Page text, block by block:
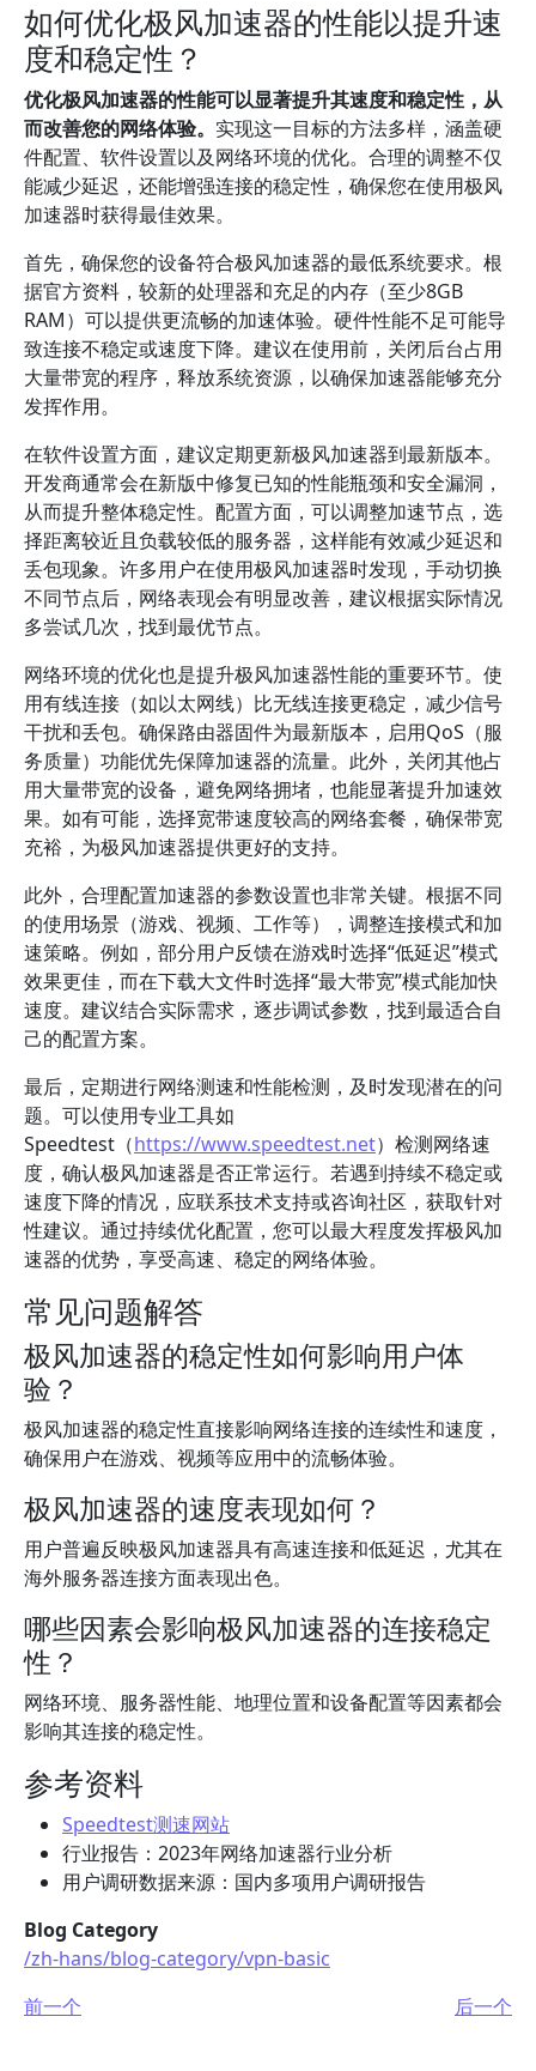
如何优化极风加速器的性能以提升速
度和稳定性？
优化极风加速器的性能可以显著提升其速度和稳定性，从
而改善您的网络体验。 实现这一目标的方法多样，涵盖硬
件配置、软件设置以及网络环境的优化。合理的调整不仅
能减少延迟，还能增强连接的稳定性，确保您在使用极风
加速器时获得最佳效果。
首先，确保您的设备符合极风加速器的最低系统要求。根
据官方资料，较新的处理器和充足的内存（至少8GB
RAM）可以提供更流畅的加速体验。硬件性能不足可能导
致连接不稳定或速度下降。建议在使用前，关闭后台占用
大量带宽的程序，释放系统资源，以确保加速器能够充分
发挥作用。
在软件设置方面，建议定期更新极风加速器到最新版本。
开发商通常会在新版中修复已知的性能瓶颈和安全漏洞，
从而提升整体稳定性。配置方面，可以调整加速节点，选
择距离较近且负载较低的服务器，这样能有效减少延迟和
丢包现象。许多用户在使用极风加速器时发现，手动切换
不同节点后，网络表现会有明显改善，建议根据实际情况
多尝试几次，找到最优节点。
网络环境的优化也是提升极风加速器性能的重要环节。使
用有线连接（如以太网线）比无线连接更稳定，减少信号
干扰和丢包。确保路由器固件为最新版本，启用QoS（服
务质量）功能优先保障加速器的流量。此外，关闭其他占
用大量带宽的设备，避免网络拥堵，也能显著提升加速效
果。如有可能，选择宽带速度较高的网络套餐，确保带宽
充裕，为极风加速器提供更好的支持。
此外，合理配置加速器的参数设置也非常关键。根据不同
的使用场景（游戏、视频、工作等），调整连接模式和加
速策略。例如，部分用户反馈在游戏时选择“低延迟”模式
效果更佳，而在下载大文件时选择“最大带宽”模式能加快
速度。建议结合实际需求，逐步调试参数，找到最适合自
己的配置方案。
最后，定期进行网络测速和性能检测，及时发现潜在的问
题。可以使用专业工具如
Speedtest（https://www.speedtest.net）检测网络速
度，确认极风加速器是否正常运行。若遇到持续不稳定或
速度下降的情况，应联系技术支持或咨询社区，获取针对
性建议。通过持续优化配置，您可以最大程度发挥极风加
速器的优势，享受高速、稳定的网络体验。
常见问题解答
极风加速器的稳定性如何影响用户体
验？
极风加速器的稳定性直接影响网络连接的连续性和速度，
确保用户在游戏、视频等应用中的流畅体验。
极风加速器的速度表现如何？
用户普遍反映极风加速器具有高速连接和低延迟，尤其在
海外服务器连接方面表现出色。
哪些因素会影响极风加速器的连接稳定
性？
网络环境、服务器性能、地理位置和设备配置等因素都会
影响其连接的稳定性。
参考资料
Speedtest测速网站
行业报告：2023年网络加速器行业分析
用户调研数据来源：国内多项用户调研报告
Blog Category
/zh-hans/blog-category/vpn-basic
前一个
后一个